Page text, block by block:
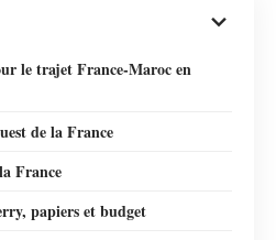
le trajet France-Maroc en
de la France
France
papiers et budget